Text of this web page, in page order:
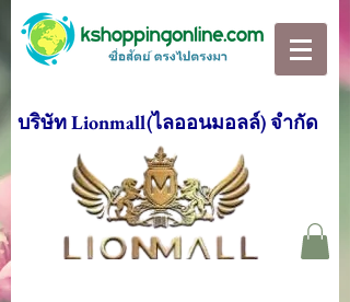
บริษัท Lionmall(ไลออนมอลล์) จำกัด